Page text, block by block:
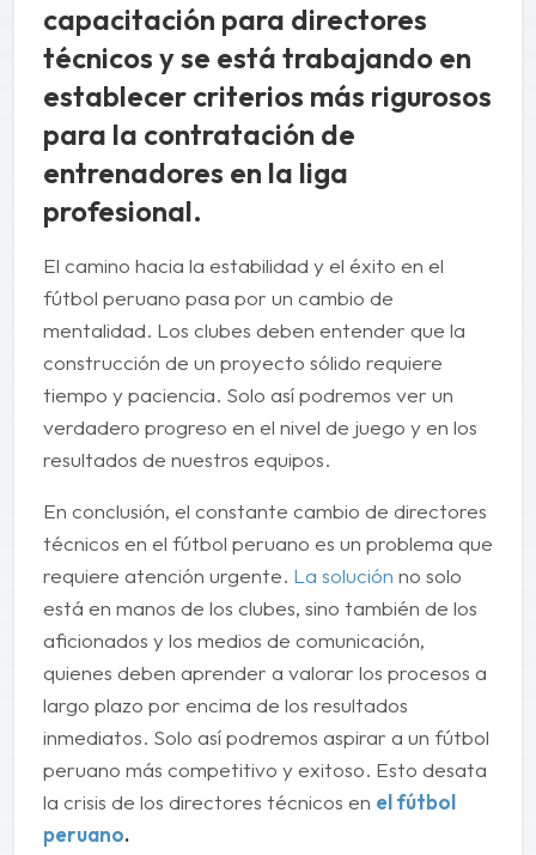
capacitación para directores
técnicos y se está trabajando en
establecer criterios más rigurosos
para la contratación de
entrenadores en la liga
profesional.
El camino hacia la estabilidad y el éxito en el
fútbol peruano pasa por un cambio de
mentalidad. Los clubes deben entender que la
construcción de un proyecto sólido requiere
tiempo y paciencia. Solo así podremos ver un
verdadero progreso en el nivel de juego y en los
resultados de nuestros equipos.
En conclusión, el constante cambio de directores
técnicos en el fútbol peruano es un problema que
requiere atención urgente. La solución no solo
está en manos de los clubes, sino también de los
aficionados y los medios de comunicación,
quienes deben aprender a valorar los procesos a
largo plazo por encima de los resultados
inmediatos. Solo así podremos aspirar a un fútbol
peruano más competitivo y exitoso. Esto desata
la crisis de los directores técnicos en el fútbol
peruano.